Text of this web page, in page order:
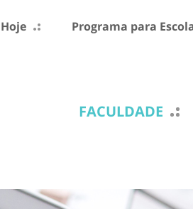
Hoje Programa para
FACULDADE